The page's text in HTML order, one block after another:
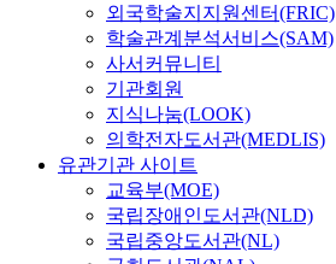
외국학술지지원센터(FRIC)
학술관계분석서비스(SAM)
사서커뮤니티
기관회원
지식나눔(LOOK)
의학전자도서관(MEDLIS)
유관기관 사이트
교육부(MOE)
국립장애인도서관(NLD)
국립중앙도서관(NL)